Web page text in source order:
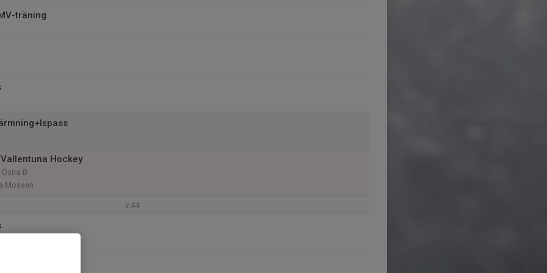
träning
Hockey
B
Mossen
v.44